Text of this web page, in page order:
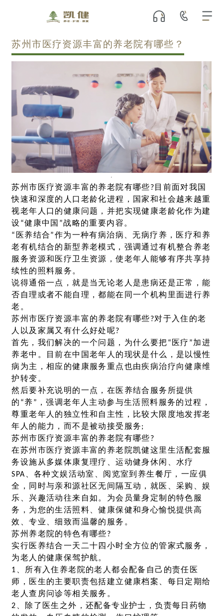
苏州市医疗资源丰富的养老院有哪些？
苏州市医疗资源丰富的养老院有哪些?目前面对我国
快速和深度的人口老龄化进程，国家和社会越来越重
视老年人口的健康问题，并把实现健康老龄化作为建
设“健康中国”战略的重要内容。
“医养结合”作为一种有病治病、无病疗养，医疗和养
老有机结合的新型养老模式，强调通过有机整合养老
服务资源和医疗卫生资源，使老年人能够有序共享持
续性的照料服务。
说得通俗一点，就是当无论老人是患病还是正常，能
否自理或者不能自理，都能在同一个机构里面进行养
老。
苏州市医疗资源丰富的养老院有哪些?对于入住的老
人以及家属又有什么好处呢?
首先，我们解决的一个问题，为什么要把“医疗”加进
养老中。目前在中国老年人的现状是什么，是以慢性
病为主，相应的健康服务重点也由疾病治疗向健康维
护转变。
然后要补充说明的一点，在医养结合服务所提供
的“养”，强调老年人主动参与生活照料服务的过程，
尊重老年人的独立性和自主性，比较大限度地发挥老
年人的能力，而不是被动接受服务;
苏州市医疗资源丰富的养老院有哪些?
在苏州市医疗资源丰富的养老院凯健这里生活配套服
务设施从多媒体康复理疗、运动健身休闲、水疗
SPA、各种文娱活动室、阅览室到养生餐厅，一应俱
全，同时与亲和源社区无间隔互动，就医、采购、娱
乐、兴趣活动往来自如。为会员量身定制的特色服
务，为您的生活照料、健康保健和身心愉悦提供高
效、专业、细致而温馨的服务。
苏州养老院的特色有哪些?
实行医养结合一天二十四小时全方位的管家式服务，
为老人的健康保驾护航。
1、所有入住养老院的老人都会配备自己的责任医
师，医生的主要职责包括建立健康档案、每日定期给
老人查房问诊等相关服务。
2、除了医生之外，还配备专业护士，负责每日药物